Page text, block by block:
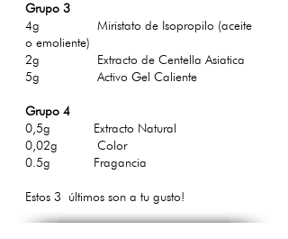
Grupo 3
4g Miristato de Isopropilo (aceite
o emoliente)
2g Extracto de Centella Asiatica
5g Activo Gel Caliente
Grupo 4
0,5g Extracto Natural
0,02g Color
0.5g Fragancia
Estos 3 últimos son a tu gusto!